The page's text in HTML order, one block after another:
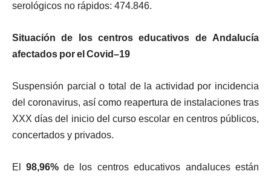
sero ógicos no rápidos: 474.846.
Situación de os centros educativos de Anda ucía
afectados pore Covid–19
Suspensión parcia o tota de la actividad por incidencia
de coronavirus, así como reapertura de insta aciones tras
XXX días de inicio del curso esco lar en centros púb licos,
concertados y privados.
E 98,96% de los centros educativos anda uces están